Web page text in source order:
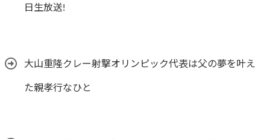
日生放送!
大山重隆クレー射撃オリンピック代表は父の夢を叶え
た親孝行なひと